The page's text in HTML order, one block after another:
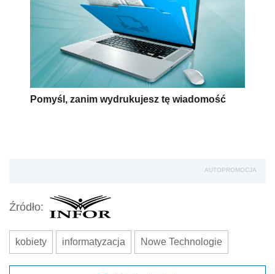
Pomyśl, zanim wydrukujesz tę wiadomość
AUTOPROMOCJA
Źródło:
kobiety informatyzacja Nowe Technologie